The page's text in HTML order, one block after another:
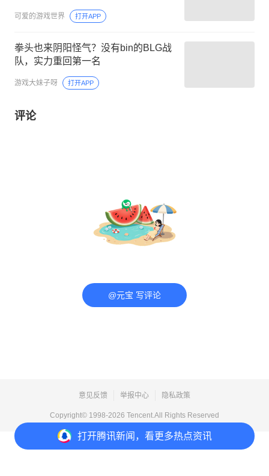
打开腾讯新闻，看更多热点资讯
可爱的游戏世界 打开APP
拳头也来阴阳怪气？没有bin的BLG战
队，实力重回第一名
游戏大妹子呀 打开APP
评论
@元宝 写评论
意见反馈 举报中心 隐私政策
Copyright© 1998-2026 Tencent.All Rights Reserved